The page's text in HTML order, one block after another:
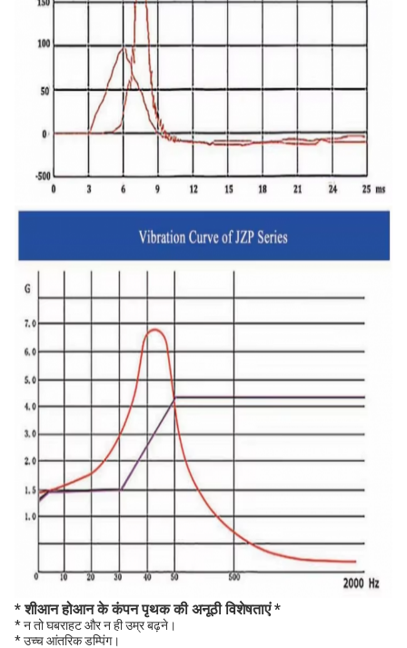
* शीआन होआन के कंपन पृथक की अनूठी विशेषताएं *
* न तो घबराहट और न ही उम्र बढ़ने।
* उच्च आंतरिक डम्पिंग।